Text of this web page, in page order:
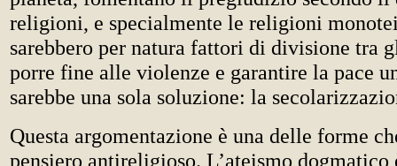
religioni, e specialmente le religioni
sarebbero per natura fattori di divisione tra
porre fine alle violenze e garantire la pace
sarebbe una sola soluzione: la
Questa argomentazione è una delle forme
pensiero antireligioso. L’ateismo dogmatico